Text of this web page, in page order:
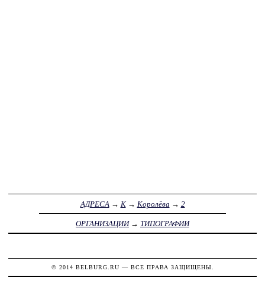
АДРЕСА → К→ Королёва → 2
ОРГАНИЗАЦИИ→ ТИПОГРАФИИ
© 2014 BELBURG.RU — ВСЕ ПРАВА ЗАЩИЩЕНЫ.